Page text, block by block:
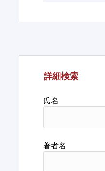
詳細検索
氏名
著者名